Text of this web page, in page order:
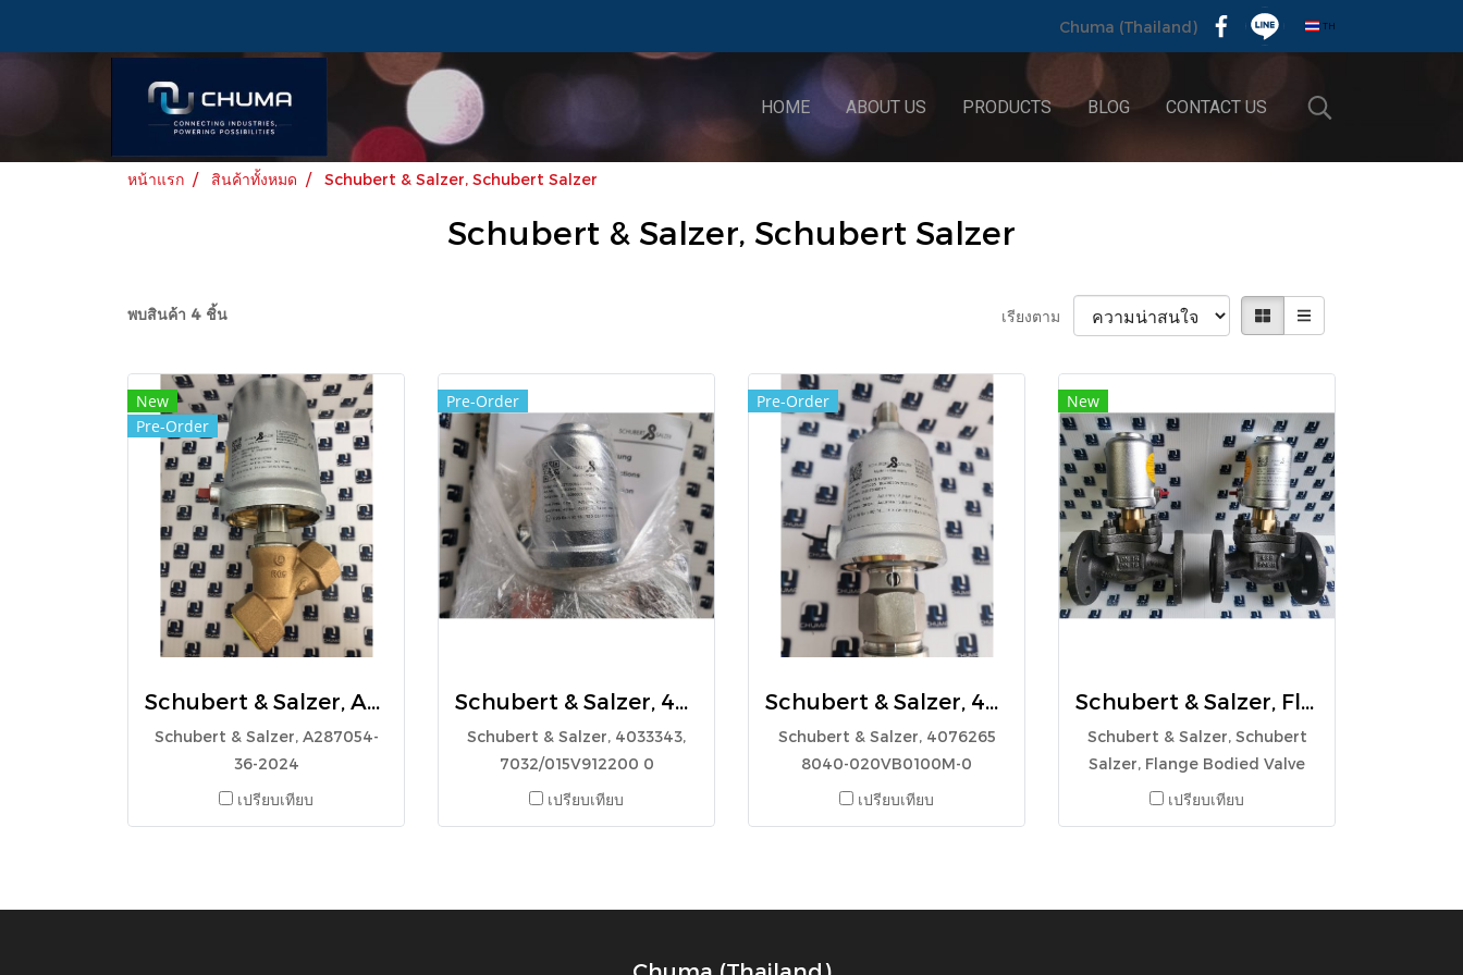
Chuma (Thailand) TH
HOME ABOUT US PRODUCTS BLOG CONTACT US
หน้าแรก สินค้าทั้งหมด Schubert & Salzer, Schubert Salzer
Schubert & Salzer, Schubert Salzer
พบสินค้า 4 ชิ้น เรียงตาม
New
Pre-Order
Schubert & Salzer, A287054-36-2024
Schubert & Salzer, A287054-
36-2024
เปรียบเทียบ
Pre-Order
Schubert & Salzer, 4033343, 7032/015V912200 0
Schubert & Salzer, 4033343,
7032/015V912200 0
เปรียบเทียบ
Pre-Order
Schubert & Salzer, 4076265 8040-020VB0100M-0
Schubert & Salzer, 4076265
8040-020VB0100M-0
เปรียบเทียบ
New
Schubert & Salzer, Flange Bodied Valve S&S 7030/015V213200--0
Schubert & Salzer, Schubert
Salzer, Flange Bodied Valve
S&S 7030/015V213200--0
เปรียบเทียบ